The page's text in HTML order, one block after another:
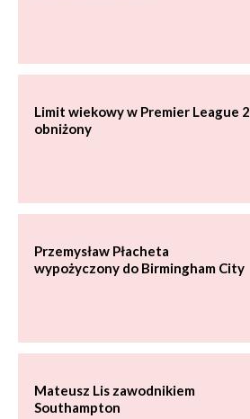
Limit wiekowy w Premier League 2
obniżony
Przemysław Płacheta
wypożyczony do Birmingham City
Mateusz Lis zawodnikiem
Southampton